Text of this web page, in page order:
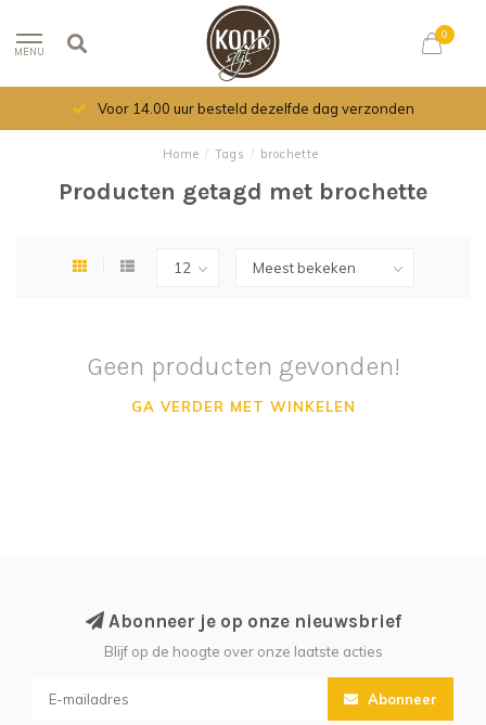
MENU
0
Voor 14.00 uur besteld dezelfde dag verzonden
Home / Tags / brochette
Producten getagd met brochette
Geen producten gevonden!
GA VERDER MET WINKELEN
Abonneer je op onze nieuwsbrief
Blijf op de hoogte over onze laatste acties
Abonneer